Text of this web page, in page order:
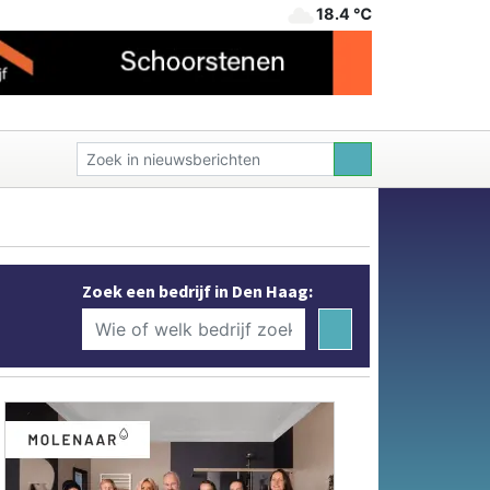
18.4 ℃
Zoek een bedrijf in Den Haag: